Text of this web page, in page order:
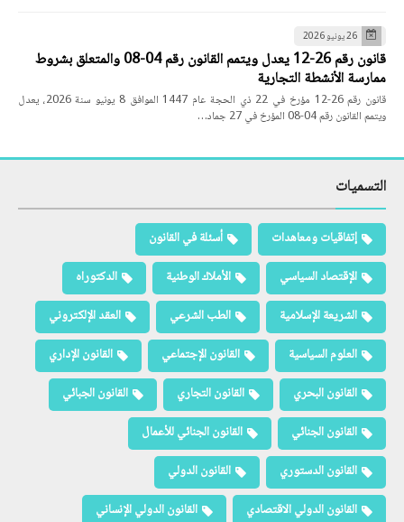
26 يونيو 2026
قانون رقم 26-12 يعدل ويتمم القانون رقم 04-08 والمتعلق بشروط
ممارسة الأنشطة التجارية
قانون رقم 26-12 مؤرخ في 22 ذي الحجة عام 1447 الموافق 8 يونيو سنة 2026، يعدل
ويتمم القانون رقم 04-08 المؤرخ في 27 جماد…
التسميات
إتفاقيات ومعاهدات
أسئلة في القانون
الإقتصاد السياسي
الأملاك الوطنية
الدكتوراه
الشريعة الإسلامية
الطب الشرعي
العقد الإلكتروني
العلوم السياسية
القانون الإجتماعي
القانون الإداري
القانون البحري
القانون التجاري
القانون الجبائي
القانون الجنائي
القانون الجنائي للأعمال
القانون الدستوري
القانون الدولي
القانون الدولي الاقتصادي
القانون الدولي الإنساني